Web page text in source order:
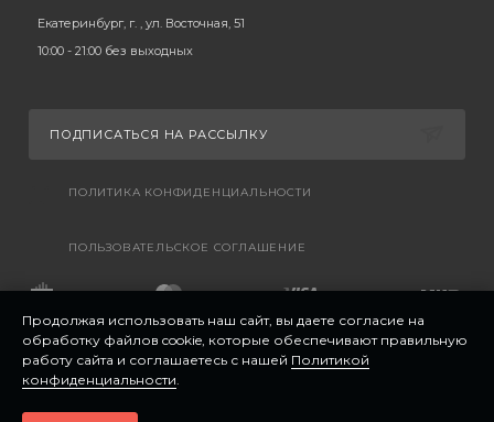
Екатеринбург, г. , ул. Восточная, 51
10:00 - 21:00 без выходных
ПОДПИСАТЬСЯ НА РАССЫЛКУ
ПОЛИТИКА КОНФИДЕНЦИАЛЬНОСТИ
ПОЛЬЗОВАТЕЛЬСКОЕ СОГЛАШЕНИЕ
Продолжая использовать наш сайт, вы даете согласие на
обработку файлов cookie, которые обеспечивают правильную
работу сайта и соглашаетесь с нашей Политикой
конфиденциальности.